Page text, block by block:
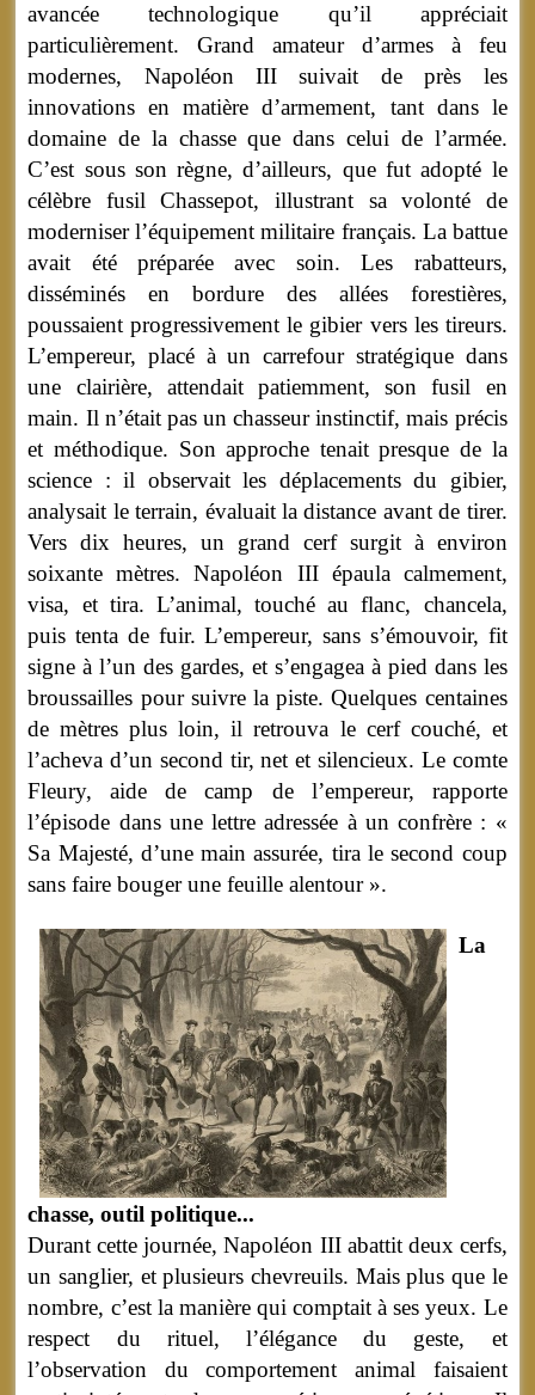
avancée technologique qu’il appréciait
particulièrement. Grand amateur d’armes à feu
modernes, Napoléon III suivait de près les
innovations en matière d’armement, tant dans le
domaine de la chasse que dans celui de l’armée.
C’est sous son règne, d’ailleurs, que fut adopté le
célèbre fusil Chassepot, illustrant sa volonté de
moderniser l’équipement militaire français. La battue
avait été préparée avec soin. Les rabatteurs,
disséminés en bordure des allées forestières,
poussaient progressivement le gibier vers les tireurs.
L’empereur, placé à un carrefour stratégique dans
une clairière, attendait patiemment, son fusil en
main. Il n’était pas un chasseur instinctif, mais précis
et méthodique. Son approche tenait presque de la
science : il observait les déplacements du gibier,
analysait le terrain, évaluait la distance avant de tirer.
Vers dix heures, un grand cerf surgit à environ
soixante mètres. Napoléon III épaula calmement,
visa, et tira. L’animal, touché au flanc, chancela,
puis tenta de fuir. L’empereur, sans s’émouvoir, fit
signe à l’un des gardes, et s’engagea à pied dans les
broussailles pour suivre la piste. Quelques centaines
de mètres plus loin, il retrouva le cerf couché, et
l’acheva d’un second tir, net et silencieux. Le comte
Fleury, aide de camp de l’empereur, rapporte
l’épisode dans une lettre adressée à un confrère : «
Sa Majesté, d’une main assurée, tira le second coup
sans faire bouger une feuille alentour ».
La
chasse, outil politique...
Durant cette journée, Napoléon III abattit deux cerfs,
un sanglier, et plusieurs chevreuils. Mais plus que le
nombre, c’est la manière qui comptait à ses yeux. Le
respect du rituel, l’élégance du geste, et
l’observation du comportement animal faisaient